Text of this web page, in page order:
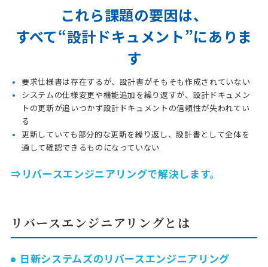
これら課題の要因は、
すべて“設計ドキュメント”にありま
す
要求仕様書は存在するが、設計書がそもそも作成されていない
システムの仕様変更や機能追加を繰り返すが、設計ドキュメン
トの更新が追いつかず設計ドキュメントの信頼性が失われてい
る
更新していても部分的な更新を繰り返し、設計書として全体を
通して確認できるものになっていない
⇒リバースエンジニアリングで解決します。
リバースエンジニアリングとは
日新システムズのリバースエンジニアリング